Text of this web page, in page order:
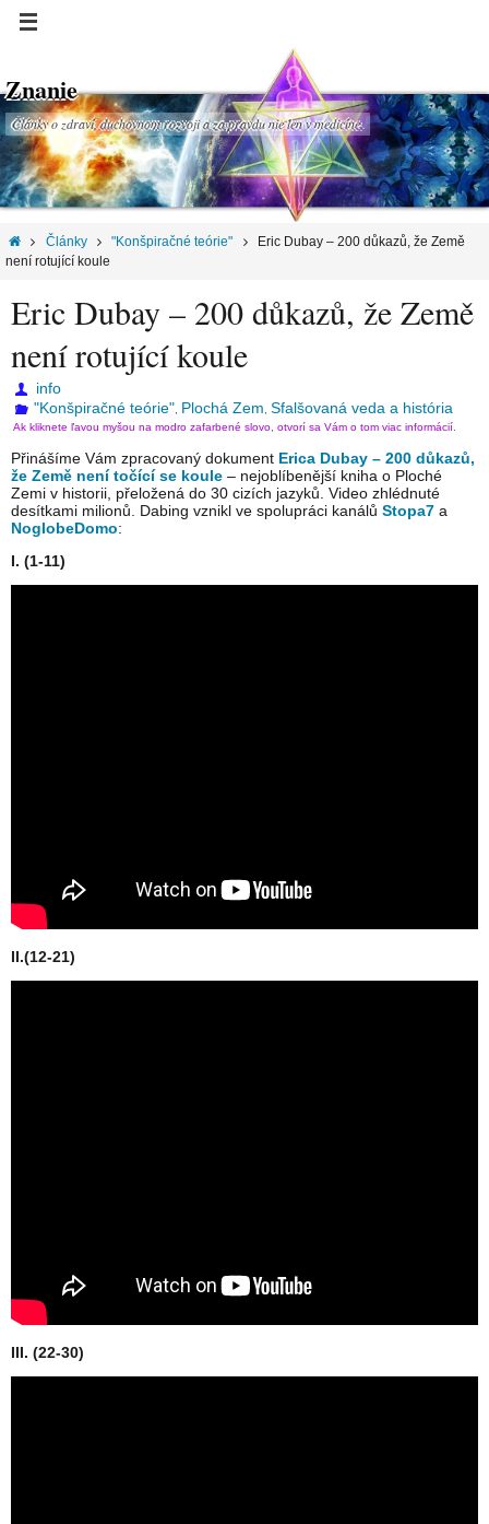
Znanie
Články o zdraví, duchovnom rozvoji a za pravdu nie len v medicíne.
Články "Konšpiračné teórie"
Eric Dubay – 200 důkazů, že Země
není rotující koule
Eric Dubay – 200 důkazů, že Země
není rotující koule
info
"Konšpiračné teórie" Plochá Zem ,Sfalšovaná veda a história
Ak kliknete ľavou myšou na modro zafarbené slovo, otvorí sa Vám o tom viac informácií.
Přinášíme Vám zpracovaný dokument Erica Dubay – 200 důkazů,
že Země není točící se koule – nejoblíbenější kniha o Ploché
Zemi v historii, přeložená do 30 cizích jazyků. Video zhlédnuté
desítkami milionů. Dabing vznikl ve spolupráci kanálů Stopa7 a
NoglobeDomo:
I. (1-11)
II.(12-21)
III. (22-30)